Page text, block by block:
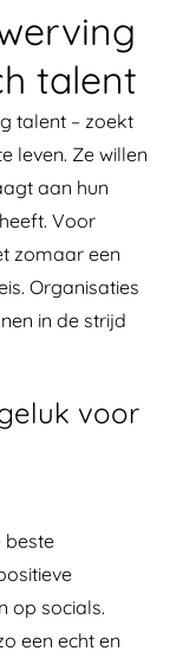
talent
talent – zoekt
leven. Ze willen
aan hun
Voor
zomaar een
Organisaties
in de strijd
voor
beste
op socials.
een echt en